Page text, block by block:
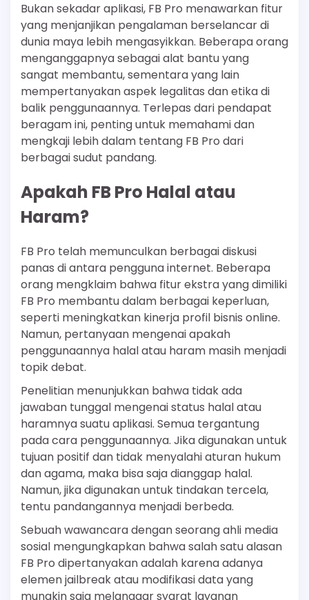
Bukan sekadar aplikasi, FB Pro menawarkan fitur
yang menjanjikan pengalaman berselancar di
dunia maya lebih mengasyikkan. Beberapa orang
menganggapnya sebagai alat bantu yang
sangat membantu, sementara yang lain
mempertanyakan aspek legalitas dan etika di
balik penggunaannya. Terlepas dari pendapat
beragam ini, penting untuk memahami dan
mengkaji lebih dalam tentang FB Pro dari
berbagai sudut pandang.
Apakah FB Pro Halal atau
Haram?
FB Pro telah memunculkan berbagai diskusi
panas di antara pengguna internet. Beberapa
orang mengklaim bahwa fitur ekstra yang dimiliki
FB Pro membantu dalam berbagai keperluan,
seperti meningkatkan kinerja profil bisnis online.
Namun, pertanyaan mengenai apakah
penggunaannya halal atau haram masih menjadi
topik debat.
Penelitian menunjukkan bahwa tidak ada
jawaban tunggal mengenai status halal atau
haramnya suatu aplikasi. Semua tergantung
pada cara penggunaannya. Jika digunakan untuk
tujuan positif dan tidak menyalahi aturan hukum
dan agama, maka bisa saja dianggap halal.
Namun, jika digunakan untuk tindakan tercela,
tentu pandangannya menjadi berbeda.
Sebuah wawancara dengan seorang ahli media
sosial mengungkapkan bahwa salah satu alasan
FB Pro dipertanyakan adalah karena adanya
elemen jailbreak atau modifikasi data yang
mungkin saja melanggar syarat layanan